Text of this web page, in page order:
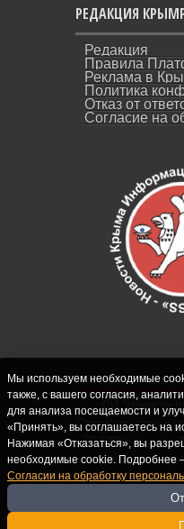
РЕДАКЦИЯ
Редакция
Правила
Реклама в
Политика
Отказ от
Согласие на
СИ "Новости
Свидетельство о
77-62916 выдано
надзору в сфере
технологий и
(Роскомнадзор)
главный
Мы используем необходимые
также, с вашего согласия,
для анализа посещаемости и
«Принять», вы соглашаетесь на
Нажимая «Отказаться», вы
необходимые cookie. Подробнее
Согласии на обработку